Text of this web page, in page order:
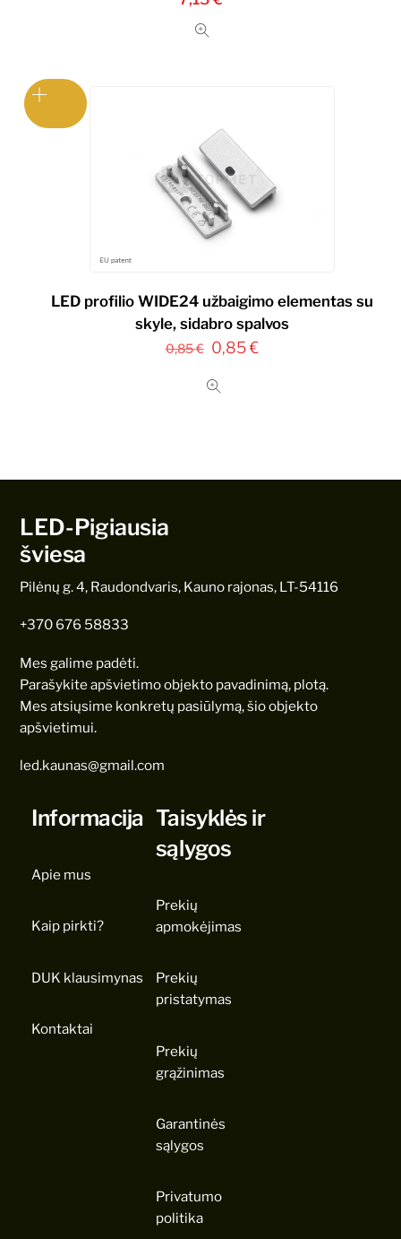
LED profilio WIDE24 užbaigimo elementas su
skyle, sidabro spalvos
0,85€ Original
was:
0,85€Current
LED-Pigiausia
šviesa
Pilėnų g. 4, Raudondvaris, Kauno rajonas, LT-54116
+370 676 58833
Mes galime padėti.
Parašykite apšvietimo objekto pavadinimą, plotą.
Mes atsiųsime konkretų pasiūlymą, šio objekto
apšvietimui.
led.kaunas@gmail.com
Informacija
Apie mus
Kaip pirkti?
DUK klausimynas
Kontaktai
Taisyklės ir
sąlygos
Prekių
apmokėjimas
Prekių
pristatymas
Prekių
grąžinimas
Garantinės
sąlygos
Privatumo
politika